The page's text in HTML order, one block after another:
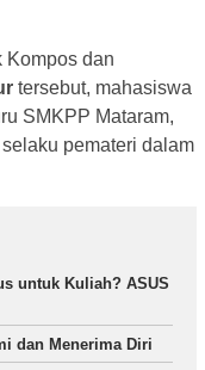
Kompos dan
tersebut, mahasiswa
SMKPP Mataram,
pemateri dalam
untuk Kuliah? ASUS
dan Menerima Diri